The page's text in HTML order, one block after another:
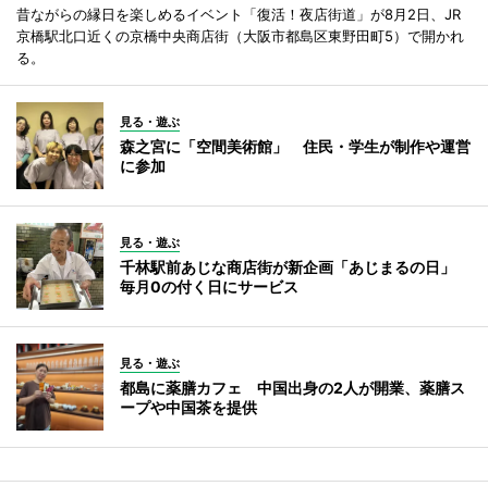
昔ながらの縁日を楽しめるイベント「復活！夜店街道」が8月2日、JR
京橋駅北口近くの京橋中央商店街（大阪市都島区東野田町5）で開かれ
る。
見る・遊ぶ
森之宮に「空間美術館」 住民・学生が制作や運営
に参加
見る・遊ぶ
千林駅前あじな商店街が新企画「あじまるの日」
毎月0の付く日にサービス
見る・遊ぶ
都島に薬膳カフェ 中国出身の2人が開業、薬膳ス
ープや中国茶を提供